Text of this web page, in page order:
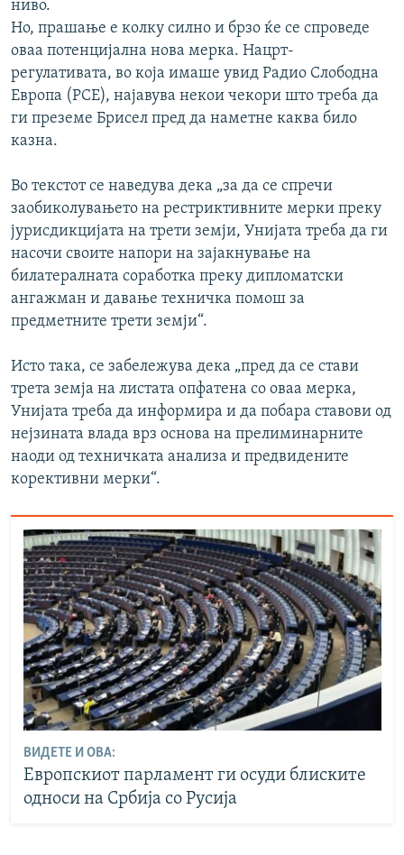
ниво.
Но, прашање е колку силно и брзо ќе се спроведе
оваа потенцијална нова мерка. Нацрт-
регулативата, во која имаше увид Радио Слободна
Европа (РСЕ), најавува некои чекори што треба да
ги преземе Брисел пред да наметне каква било
казна.
Во текстот се наведува дека „за да се спречи
заобиколувањето на рестриктивните мерки преку
јурисдикцијата на трети земји, Унијата треба да ги
насочи своите напори на зајакнување на
билатералната соработка преку дипломатски
ангажман и давање техничка помош за
предметните трети земји“.
Исто така, се забележува дека „пред да се стави
трета земја на листата опфатена со оваа мерка,
Унијата треба да информира и да побара ставови од
нејзината влада врз основа на прелиминарните
наоди од техничката анализа и предвидените
корективни мерки“.
ВИДЕТЕ И ОВА:
Европскиот парламент ги осуди блиските
односи на Србија со Русија